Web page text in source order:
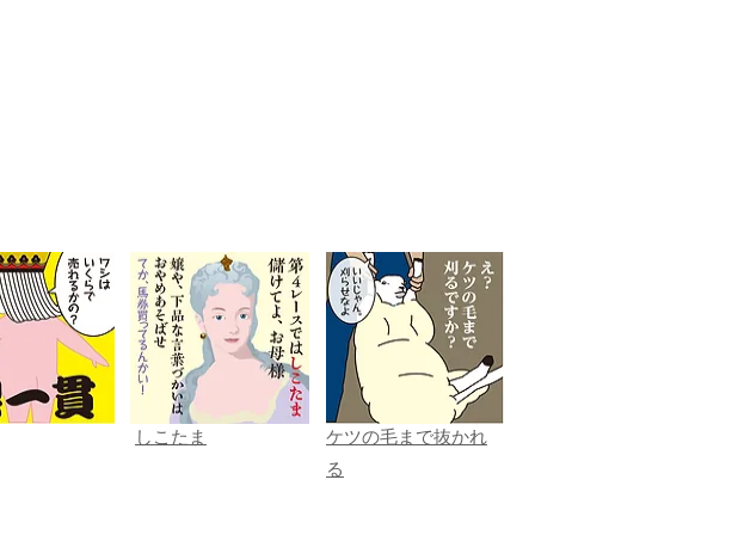
しこたま
ケツの毛まで抜かれ
る